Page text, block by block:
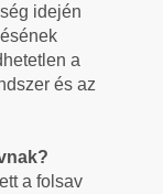
idején
a
és az
a folsav